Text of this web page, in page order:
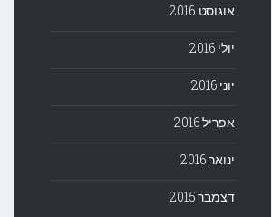
אוגוסט 2016
יולי 2016
יוני 2016
אפריל 2016
ינואר 2016
דצמבר 2015